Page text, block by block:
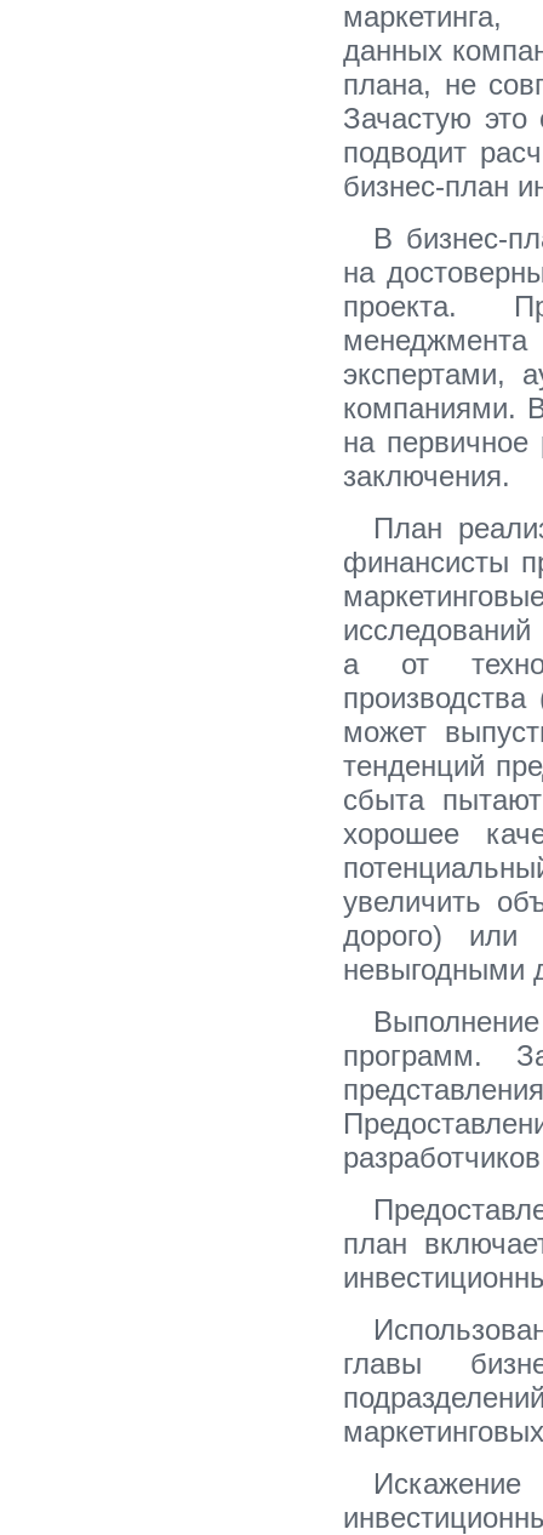
маркетинга,
данных
плана, не
Зачастую
подводит
бизнес-план
В бизнес-
на
проекта.
экспертами,
компаниями.
на
заключения.
План
финансисты
а от
может
тенденций
сбыта
хорошее
увеличить
дорого) или
невыгодными
программ.
план
главы